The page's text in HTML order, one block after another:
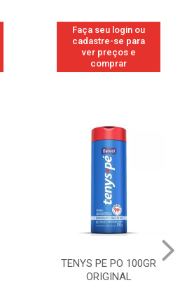
Faça seu login ou
cadastre-se para
ver preços e
comprar
TENYS PE PO 100GR
ORIGINAL